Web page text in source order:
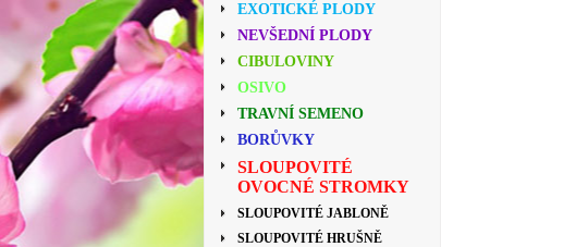
EXOTICKÉ PLODY
NEVŠEDNÍ PLODY
CIBULOVINY
OSIVO
TRAVNÍ SEMENO
BORŮVKY
SLOUPOVITÉ
OVOCNÉ STROMKY
SLOUPOVITÉ JABLONĚ
SLOUPOVITÉ HRUŠNĚ